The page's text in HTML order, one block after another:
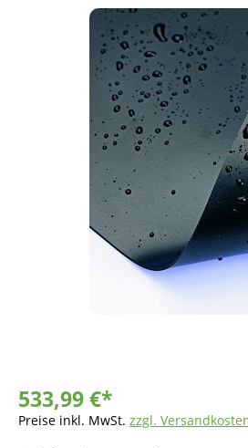
533,99 €*
Preise inkl. MwSt. zzgl.